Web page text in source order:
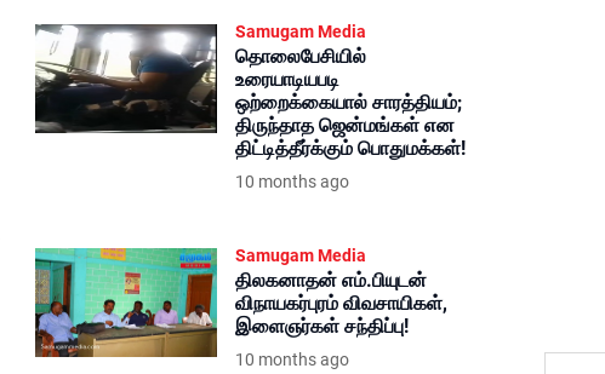
Samugam Media
தொலைபேசியில்
உரையாடியபடி
ஒற்றைக்கையால் சாரத்தியம்;
திருந்தாத ஜென்மங்கள் என
திட்டித்தீர்க்கும் பொதுமக்கள்!
10 months ago
Samugam Media
திலகனாதன் எம்.பியுடன்
விநாயகர்புரம் விவசாயிகள்,
இளைஞர்கள் சந்திப்பு!
10 months ago